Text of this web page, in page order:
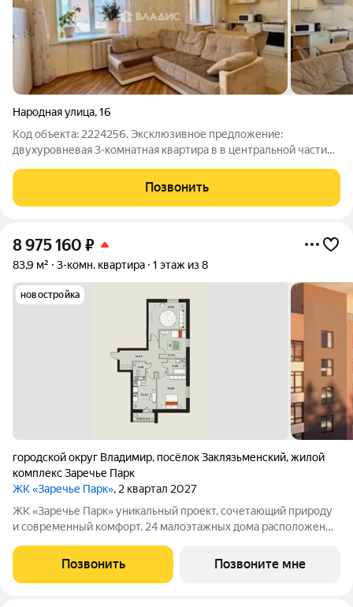
Народная улица,16
Код объекта: 2224256. Эксклюзивное предложение:
двухуровневая 3-комнатная квартира в в центральной части
квартира на 8 и 9 этажах кирпичного дома. Это редкий формат
жилья, с максимальным комфортом
Позвонить
8 975 160 ₽
83,9 м² 3-комн. квартира 1 этаж из 8
новостройка
городской округ Владимир, посёлок Заклязьменский,жилой
комплекс Заречье Парк
ЖК «Заречье Парк», 2 квартал 2027
ЖК «Заречье Парк» уникальный проект, сочетающий природу
и современный комфорт. 24 малоэтажных дома расположены
тишина всего в 15 минутах от центра Владимира. Здесь лес,
воздух и река станут
Позвонить Позвоните мне